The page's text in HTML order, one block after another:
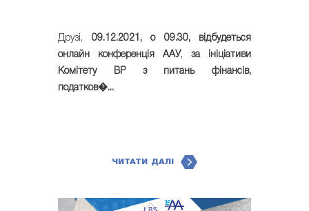
Друзі, 09.12.2021, о 09.30, відбудеться
онлайн конференція ААУ, за ініціативи
Комітету ВР з питань фінансів,
податков�...
ЧИТАТИ ДАЛІ